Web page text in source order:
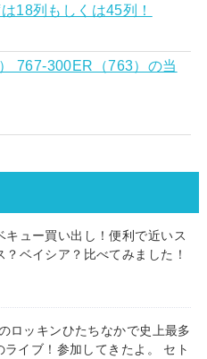
18列もしくは45列！
767-300ER（763）の当
キュー買い出し！便利で近いス
？ベイシア？比べてみました！
ロッキンひたちなかで史上最多
イブ！参加してきたよ。 セト